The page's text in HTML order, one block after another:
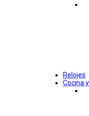
Relojes
Cocina